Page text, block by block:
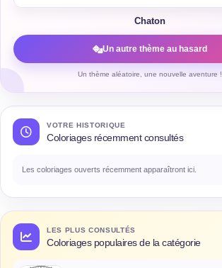
Chaton
Un autre thème au hasard
Un thème aléatoire, une nouvelle aventure !
VOTRE HISTORIQUE
Coloriages récemment consultés
Les coloriages ouverts récemment apparaîtront ici.
LES PLUS CONSULTÉS
Coloriages populaires de la catégorie